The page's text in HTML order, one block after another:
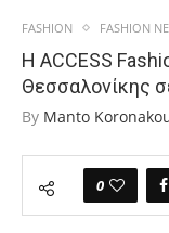
FASHION FASHION
Η ACCESS
Θεσσαλονίκης
By Manto
0